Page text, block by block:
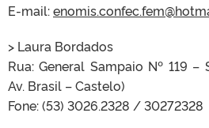
E-mail:
> Laura Bordados
Rua: General Sampaio Nº 119
Av. Brasil – Castelo)
Fone: (53) 3026.2328 / 30272328